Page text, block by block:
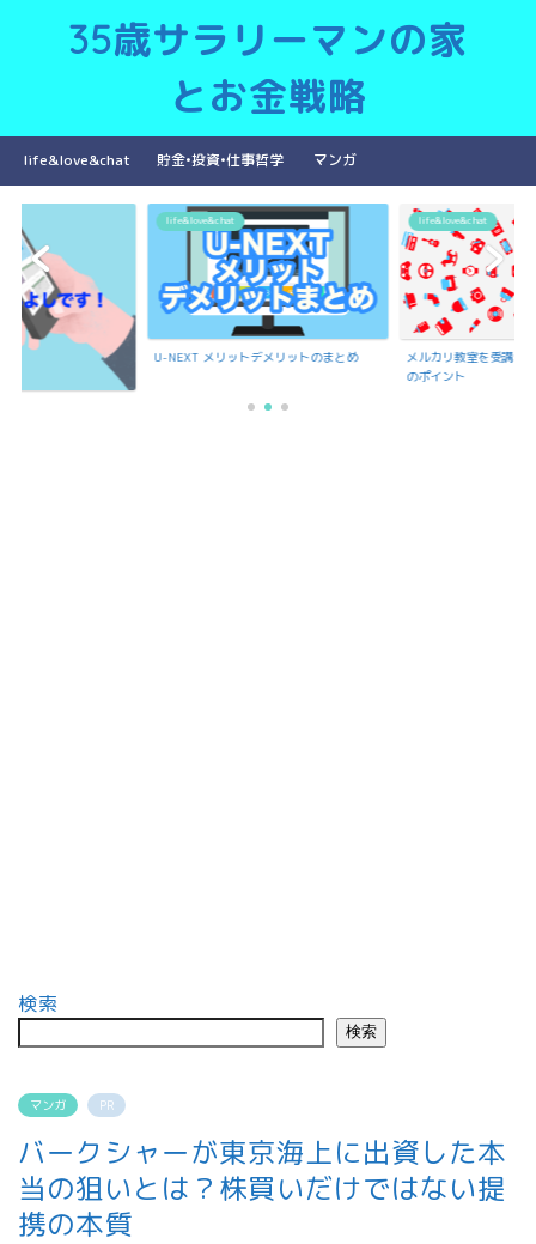
35歳サラリーマンの家
とお金戦略
life&love&chat 貯金•投資•仕事哲学 マンガ
life&love&chat
U-NEXT メリットデメリットのまとめ
life&love&chat
メルカリ教室を受講で
のポイント
検索
検索
マンガ PR
バークシャーが東京海上に出資した本
当の狙いとは？株買いだけではない提
携の本質